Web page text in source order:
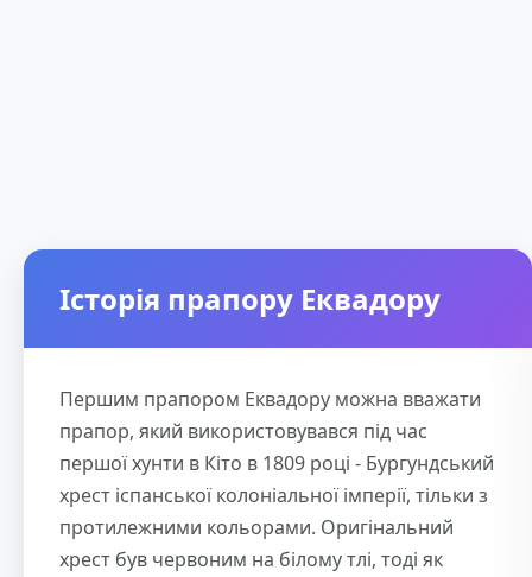
Історія прапору Еквадору
Першим прапором Еквадору можна вважати
прапор, який використовувався під час
першої хунти в Кіто в 1809 році - Бургундський
хрест іспанської колоніальної імперії, тільки з
протилежними кольорами. Оригінальний
хрест був червоним на білому тлі, тоді як